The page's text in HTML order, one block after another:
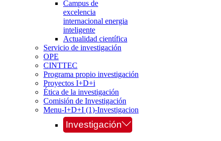
Campus de
excelencia
internacional energia
inteligente
Actualidad científica
Servicio de investigación
OPE
CINTTEC
Programa propio investigación
Proyectos I+D+i
Ética de la investigación
Comisión de Investigación
Menu-I+D+I (1)-Investigacion
Investigación